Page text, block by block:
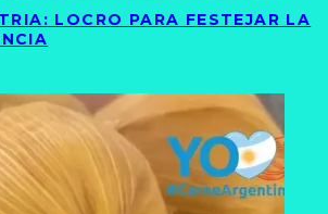
LOCRO PARA FESTEJAR LA